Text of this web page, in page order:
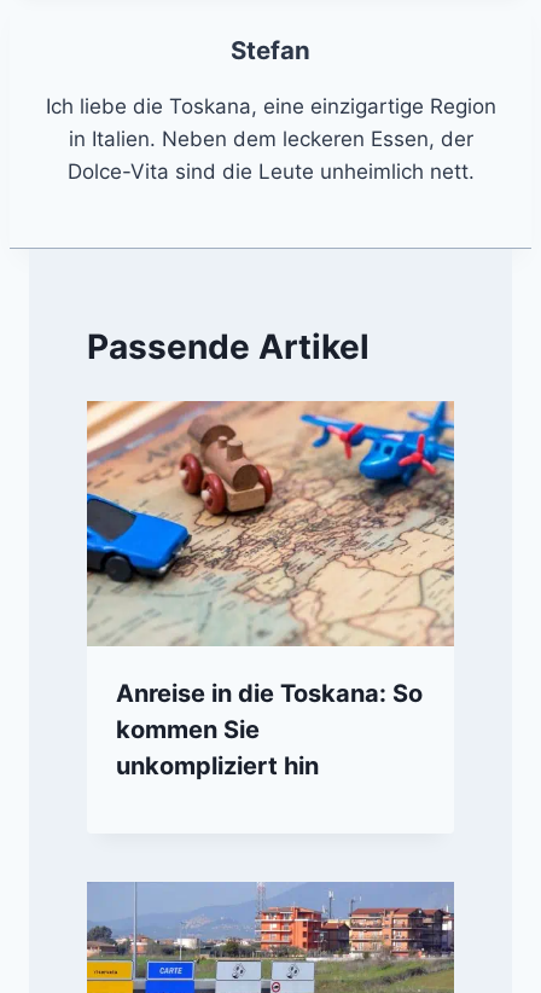
Stefan
Ich liebe die Toskana, eine einzigartige Region
in Italien. Neben dem leckeren Essen, der
Dolce-Vita sind die Leute unheimlich nett.
Passende Artikel
Anreise in die Toskana: So
kommen Sie
unkompliziert hin